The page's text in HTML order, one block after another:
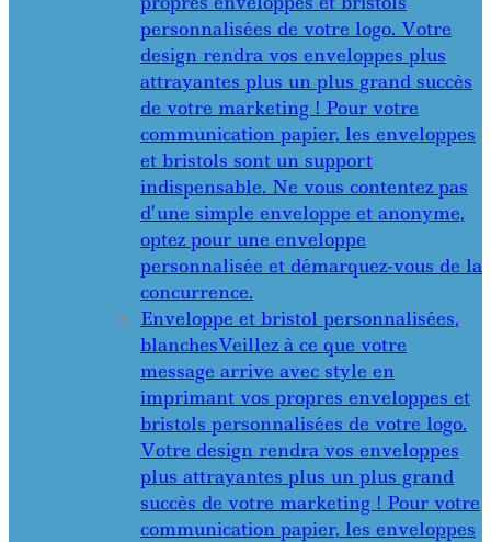
personnalisées de votre logo. Votre
design rendra vos enveloppes plus
attrayantes plus un plus grand succès
de votre marketing ! Pour votre
communication papier, les enveloppes
et bristols sont un support
indispensable. Ne vous contentez pas
d’une simple enveloppe et anonyme,
optez pour une enveloppe
personnalisée et démarquez-vous de la
concurrence.
Enveloppe et bristol personnalisées,
blanchesVeillez à ce que votre
message arrive avec style en
imprimant vos propres enveloppes et
bristols personnalisées de votre logo.
Votre design rendra vos enveloppes
plus attrayantes plus un plus grand
succès de votre marketing ! Pour votre
communication papier, les enveloppes